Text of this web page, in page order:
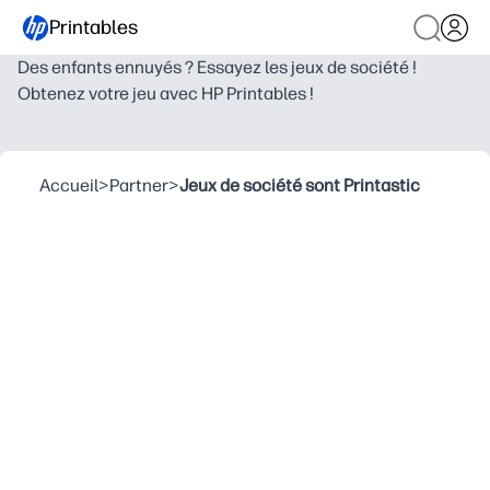
Printables
Des enfants ennuyés ? Essayez les jeux de société !
Obtenez votre jeu avec HP Printables !
Accueil>Partner>Jeux de société sont Printastic